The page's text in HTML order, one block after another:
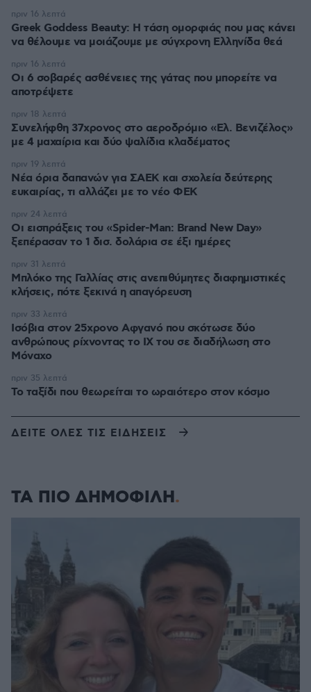
Greek Goddess Beauty: Η τάση ομορφιάς που μας κάνει
να θέλουμε να μοιάζουμε με σύγχρονη Ελληνίδα θεά
πριν 16 λεπτά
Οι 6 σοβαρές ασθένειες της γάτας που μπορείτε να
αποτρέψετε
πριν 16 λεπτά
Συνελήφθη 37χρονος στο αεροδρόμιο «Ελ. Βενιζέλος»
με 4 μαχαίρια και δύο ψαλίδια κλαδέματος
πριν 18 λεπτά
Νέα όρια δαπανών για ΣΑΕΚ και σχολεία δεύτερης
ευκαιρίας, τι αλλάζει με το νέο ΦΕΚ
πριν 19 λεπτά
Οι εισπράξεις του «Spider-Man: Brand New Day»
ξεπέρασαν το 1 δισ. δολάρια σε έξι ημέρες
πριν 24 λεπτά
Μπλόκο της Γαλλίας στις ανεπιθύμητες διαφημιστικές
κλήσεις, πότε ξεκινά η απαγόρευση
πριν 31 λεπτά
Ισόβια στον 25χρονο Αφγανό που σκότωσε δύο
ανθρώπους ρίχνοντας το ΙΧ του σε διαδήλωση στο
Μόναχο
πριν 33 λεπτά
Το ταξίδι που θεωρείται το ωραιότερο στον κόσμο
πριν 35 λεπτά
ΔΕΙΤΕ ΟΛΕΣ ΤΙΣ ΕΙΔΗΣΕΙΣ
ΤΑ ΠΙΟ ΔΗΜΟΦΙΛΗ